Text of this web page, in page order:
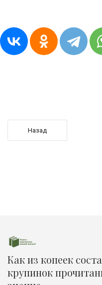
Предыдущий: Не
Назад
Как из копеек
крупинок